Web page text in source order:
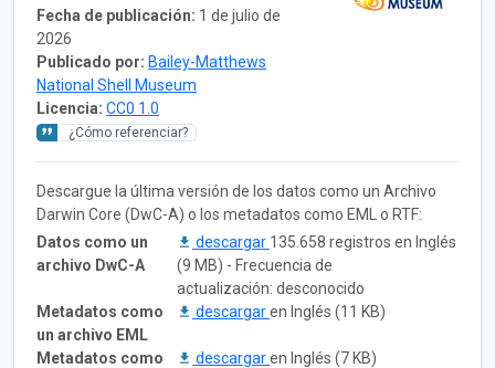
Fecha de publicación: 1 de julio de
2026
Publicado por: Bailey-Matthews
National Shell Museum
Licencia: CC0 1.0
¿Cómo referenciar?
Descargue la última versión de los datos como un Archivo
Darwin Core (DwC-A) o los metadatos como EML o RTF:
Datos como un
archivo DwC-A
descargar 135.658 registros en Inglés
(9 MB) - Frecuencia de
actualización: desconocido
Metadatos como
un archivo EML
descargaren Inglés (11 KB)
Metadatos como
descargaren Inglés (7 KB)